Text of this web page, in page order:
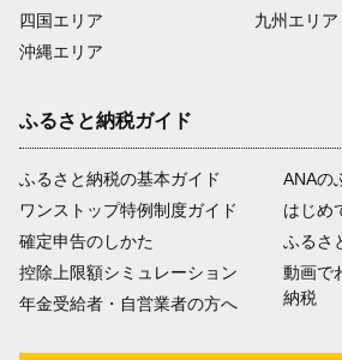
四国エリア
沖縄エリア
九州エリア
ふるさと納税ガイド
ふるさと納税の基本ガイド
ワンストップ特例制度ガイド
確定申告のしかた
控除上限額シミュレーション
年金受給者・自営業者の方へ
ANAの
はじめ
ふるさ
動画で
納税